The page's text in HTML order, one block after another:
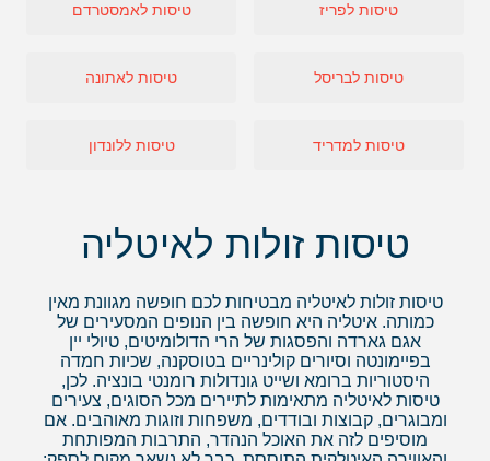
טיסות לפריז טיסות לאמסטרדם
טיסות לבריסל טיסות לאתונה
טיסות למדריד טיסות ללונדון
טיסות זולות לאיטליה
טיסות זולות לאיטליה מבטיחות לכם חופשה מגוונת מאין
כמותה. איטליה היא חופשה בין הנופים המסעירים של
אגם גארדה והפסגות של הרי הדולומיטים, טיולי יין
בפיימונטה וסיורים קולינריים בטוסקנה, שכיות חמדה
היסטוריות ברומא ושייט גונדולות רומנטי בונציה. לכן,
טיסות לאיטליה מתאימות לתיירים מכל הסוגים, צעירים
ומבוגרים, קבוצות ובודדים, משפחות וזוגות מאוהבים. אם
מוסיפים לזה את האוכל הנהדר, התרבות המפותחת